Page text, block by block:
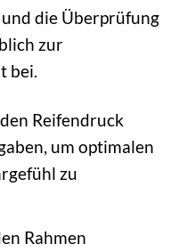
und die Überprüfung
zur
bei.
Reifendruck
um optimalen
zu
Rahmen